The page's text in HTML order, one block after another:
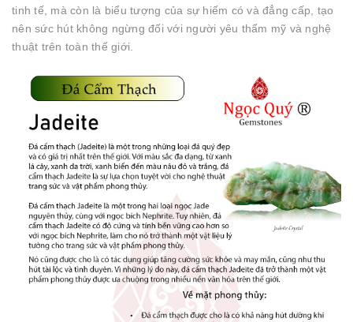
tinh tế, mà còn là biểu tượng của sự hiếm có và đẳng cấp, tạo
nên sức hút không ngừng đối với người yêu thẩm mỹ và nghệ
thuật trên toàn thế giới.